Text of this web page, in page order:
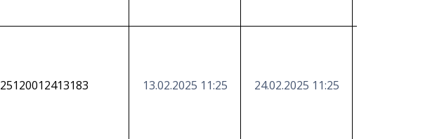
25120012413183 13.02.2025 11:25 24.02.2025 11:25